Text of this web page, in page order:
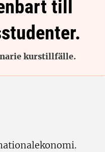
till
kurstillfälle.